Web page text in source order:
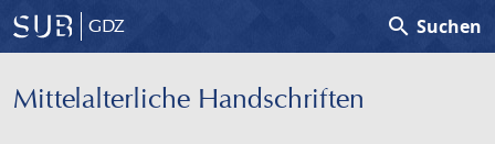
GDZ search Suchen
Mittelalterliche Handschriften